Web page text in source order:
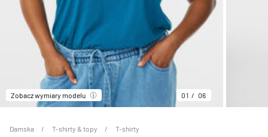
Zobacz wymiary modelu 01 06
Damska T-shirty & topy T-shirty